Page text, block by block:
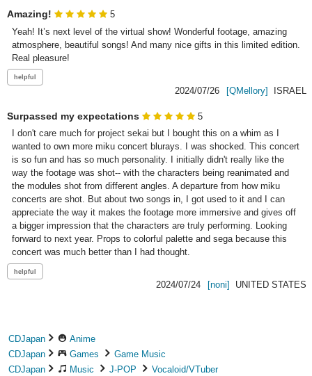
Amazing!
5
Yeah! It’s next level of the virtual show! Wonderful footage, amazing
atmosphere, beautiful songs! And many nice gifts in this limited edition.
Real pleasure!
2024/07/26 [QMellory] ISRAEL
Surpassed my expectations
5
I don't care much for project sekai but I bought this on a whim as I
wanted to own more miku concert blurays. I was shocked. This concert
is so fun and has so much personality. I initially didn't really like the
way the footage was shot-- with the characters being reanimated and
the modules shot from different angles. A departure from how miku
concerts are shot. But about two songs in, I got used to it and I can
appreciate the way it makes the footage more immersive and gives off
a bigger impression that the characters are truly performing. Looking
forward to next year. Props to colorful palette and sega because this
concert was much better than I had thought.
2024/07/24 [noni] UNITED STATES
CDJapan
Anime
CDJapan
Games
Game Music
CDJapan
Music J-POP Vocaloid/VTuber